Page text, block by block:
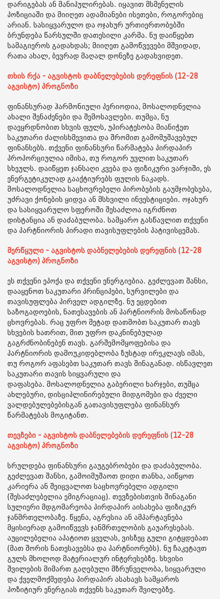
დარიგებას ან მანიპულირებას. იყავით მსმენელის
პოზიციაში და მიიღეთ ადამიანები ისეთები, როგორებიც
არიან. სასიყვარულო და ოჯახურ ურთიერთობებში
ბრუნდება წარსულში დათესილი კარმა. ნუ დაიწყებთ
სამაგიეროს გადახდას; მიიღეთ გამოწვევები მშვიდად,
რათა ახალ, ბევრად მაღალ დონეზე გადახვიდეთ.
თხის რქა - აგვისტოს დაბნელებების დერეფნის (12-28
აგვისტო) პროგნოზი
ფინანსურად ჰარმონიული პერიოდია, მოსალოდნელია
ახალი შენაძენები და შემოსავლები. თუმცა, ნუ
დაეყრდნობით სხვის ფულს, უპირატესობა მიანიჭეთ
საკუთარი ძალისხმევითა და შრომით გამომუშავებულ
ფინანსებს. თქვენი ფინანსური წარმატება პირდაპირ
პროპორციულია იმისა, თუ როგორ უვლით საკუთარ
სხეულს. დაიწყეთ ჯანსაღი კვება და ფიზიკური ვარჯიში, ეს
ენერგეტიკულად გააქტიურებს ფულის ნაკადს.
მოსალოდნელია საცხოვრებელი პირობების გაუმჯობესება,
უძრავი ქონების ყიდვა ან მსხვილი ინვესტიციები. ოჯახურ
და სასიყვარულო სფეროში შესაძლოა იგრძნოთ
დისტანცია ან დაძაბულობა. სამყარო გასწავლით თქვენი
და პარტნიორის პირადი თავისუფლების პატივისცემას.
მერწყული - აგვისტოს დაბნელებების დერეფნის (12-28
აგვისტო) პროგნოზი
ეს თქვენი ეპოქა და თქვენი ენერგიებია. გეძლევათ შანსი,
დააყენოთ საკუთარი პრინციპები, სურვილები და
თავისუფლება პირველ ადგილზე. ნუ ეცდებით
საზოგადოების, ნათესავების ან პარტნიორის მოსაწონად
ცხოვრებას. რაც უფრო მეტად დათმობთ საკუთარ თავს
სხვების ხათრით, მით უფრო დაკნინებულად
გაგრძნობინებენ თავს. გარშემომყოფებისა და
პარტნიორის დამოუკიდებლობა ზუსტად ირეკლავს იმას,
თუ როგორ აფასებთ საკუთარ თავს შინაგანად. ისწავლეთ
საკუთარი თავის სიყვარული და
დაფასება. მოსალოდნელია გაბერილი ხარჯები, თუმცა
ახლებური, დისციპლინირებული მიდგომები და ძველი
ვალდებულებებისგან გათავისუფლება ფინანსურ
წარმატებას მოგიტანთ.
თევზები - აგვისტოს დაბნელებების დერეფნის (12-28
აგვისტო) პროგნოზი
სრულდება ფინანსური გაუგებრობები და დაძაბულობა.
გეძლევათ შანსი, გამოიმუშაოთ დიდი თანხა, აიწყოთ
კარიერა ან შეიცვალოთ საცხოვრებელი ადგილი
(შესაძლებელია ემიგრაციაც). თევზებისთვის შინაგანი
სულიერი მდგომარეობა პირდაპირ აისახება ფიზიკურ
ჯანმრთელობაზე. წყენა, აგრესია ან ამპარტავნება
მყისიერად გამოიწვევს ჯანმრთელობის გაუარესებას.
აუცილებელია აპატიოთ ყველას, ვისზეც გული გიტყდებათ
(მათ შორის ნათესავებსა და პარტნიორებს). ნუ ჩაკეტავთ
გულს მხოლოდ მატერიალურ ინტერესებზე. სხვისი
შვილების მიმართ გაღებული მზრუნველობა, სიყვარული
და ქველმოქმედება პირდაპირ ასახავს სამყაროს
პოზიტიურ ენერგიას თქვენს საკუთარ შვილებზე.